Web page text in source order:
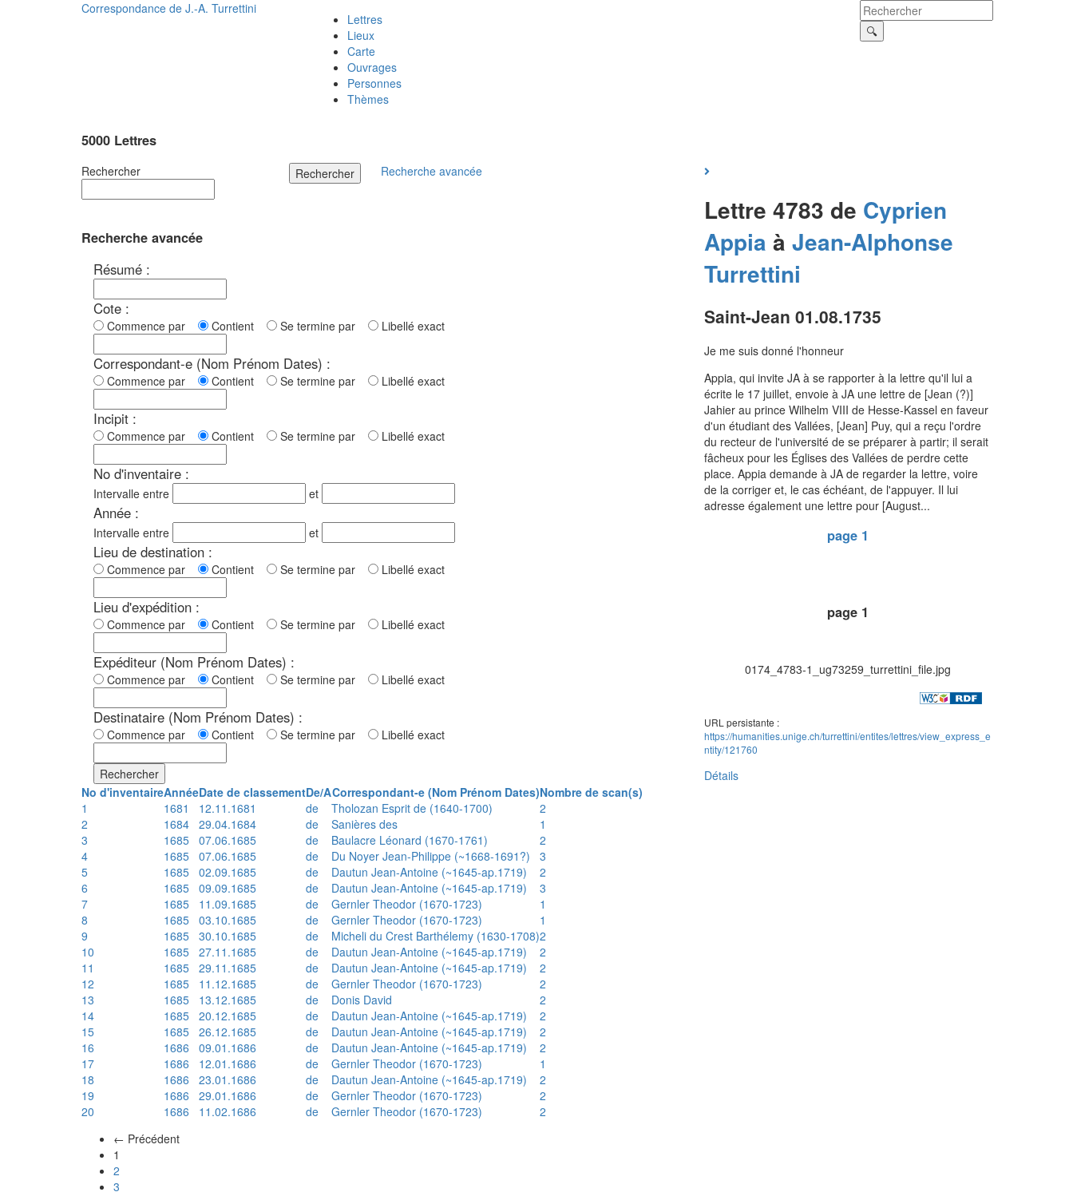
Correspondance de J.-A. Turrettini
Lettres
Lieux
Carte
Ouvrages
Personnes
Thèmes
5000 Lettres
Rechercher Rechercher Recherche avancée
Recherche avancée
Résumé :
Cote :
Commence par Contient Se termine par Libellé exact
Correspondant-e (Nom Prénom Dates) :
Commence par Contient Se termine par Libellé exact
Incipit :
Commence par Contient Se termine par Libellé exact
No d'inventaire :
Intervalle entre et
Année :
Intervalle entre et
Lieu de destination :
Commence par Contient Se termine par Libellé exact
Lieu d'expédition :
Commence par Contient Se termine par Libellé exact
Expéditeur (Nom Prénom Dates) :
Commence par Contient Se termine par Libellé exact
Destinataire (Nom Prénom Dates) :
Commence par Contient Se termine par Libellé exact
Rechercher
No d'inventaireAnnéeDate de classementDe/ACorrespondant-e (Nom Prénom Dates)Nombre de scan(s)
1
1681 12.11.1681 de Tholozan Esprit de (1640-1700)
2
2
1684 29.04.1684 de Sanières des
1
3
1685 07.06.1685 de Baulacre Léonard (1670-1761)
2
4
1685 07.06.1685 de Du Noyer Jean-Philippe (~1668-1691?)
3
5
1685 02.09.1685 de Dautun Jean-Antoine (~1645-ap.1719)
2
6
1685 09.09.1685 de Dautun Jean-Antoine (~1645-ap.1719)
3
7
1685 11.09.1685 de Gernler Theodor (1670-1723)
1
8
1685 03.10.1685 de Gernler Theodor (1670-1723)
1
9
1685 30.10.1685 de Micheli du Crest Barthélemy (1630-1708)2
10
1685 27.11.1685 de Dautun Jean-Antoine (~1645-ap.1719)
2
11
1685 29.11.1685 de Dautun Jean-Antoine (~1645-ap.1719)
2
12
1685 11.12.1685 de Gernler Theodor (1670-1723)
2
13
1685 13.12.1685 de Donis David
2
14
1685 20.12.1685 de Dautun Jean-Antoine (~1645-ap.1719)
2
15
1685 26.12.1685 de Dautun Jean-Antoine (~1645-ap.1719)
2
16
1686 09.01.1686 de Dautun Jean-Antoine (~1645-ap.1719)
2
17
1686 12.01.1686 de Gernler Theodor (1670-1723)
1
18
1686 23.01.1686 de Dautun Jean-Antoine (~1645-ap.1719)
2
19
1686 29.01.1686 de Gernler Theodor (1670-1723)
2
20
1686 11.02.1686 de Gernler Theodor (1670-1723)
2
← Précédent
1
2
3
Lettre 4783 de Cyprien
Appia à Jean-Alphonse
Turrettini
Saint-Jean 01.08.1735
Je me suis donné l'honneur
Appia, qui invite JA à se rapporter à la lettre qu'il lui a
écrite le 17 juillet, envoie à JA une lettre de [Jean (?)]
Jahier au prince Wilhelm VIII de Hesse-Kassel en faveur
d'un étudiant des Vallées, [Jean] Puy, qui a reçu l'ordre
du recteur de l'université de se préparer à partir; il serait
fâcheux pour les Églises des Vallées de perdre cette
place. Appia demande à JA de regarder la lettre, voire
de la corriger et, le cas échéant, de l'appuyer. Il lui
adresse également une lettre pour [August...
page 1
page 1
0174_4783-1_ug73259_turrettini_file.jpg
URL persistante :
https://humanities.unige.ch/turrettini/entites/lettres/view_express_e
ntity/121760
Détails